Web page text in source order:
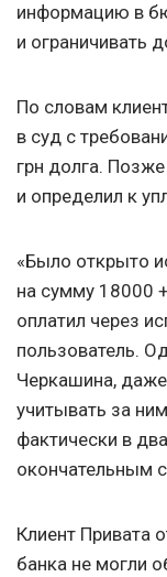
информацию в
и ограничивать
По словам
в суд с
грн долга.
и определил к
«Было открыто
на сумму 18000
оплатил через
пользователь.
Черкашина,
учитывать за
фактически в
окончательным
Клиент Привата
банка не могли